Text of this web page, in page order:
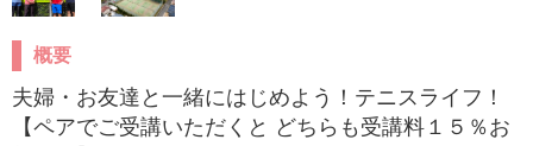
概要
夫婦・お友達と一緒にはじめよう！テニスライフ！
【ペアでご受講いただくと どちらも受講料１５％お